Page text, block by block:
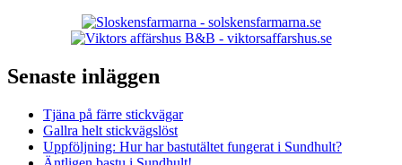
Senaste inläggen
Tjäna på färre stickvägar
Gallra helt stickvägslöst
Uppföljning: Hur har bastutältet fungerat i Sundhult?